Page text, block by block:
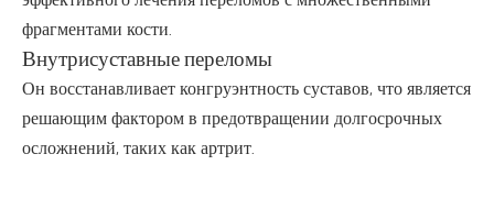
фрагментами кости.
Внутрисуставные переломы
Он восстанавливает конгруэнтность суставов, что является
решающим фактором в предотвращении долгосрочных
осложнений, таких как артрит.